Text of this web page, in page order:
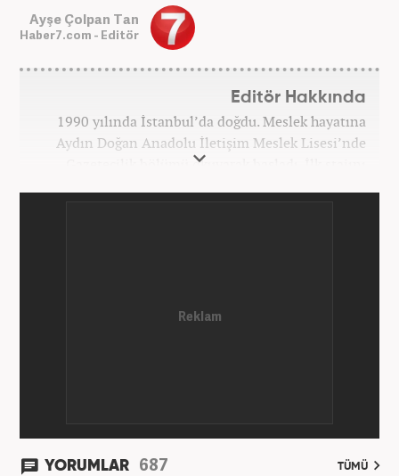
Ayşe Çolpan Tan
Haber7.com - Editör
Editör Hakkında
1990 yılında İstanbul’da doğdu. Meslek hayatına
Aydın Doğan Anadolu İletişim Meslek Lisesi’nde
Gazetecilik bölümü okuyarak başladı. İlk stajını
Haber7.com’da “Gündem Editörü” olarak devam
YORUMLAR 687 TÜMÜ